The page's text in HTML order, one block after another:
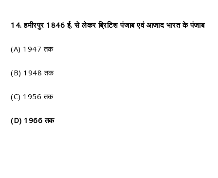
14. हमीरपुर 1846 ई. से लेकर ब्रिटिश पंजाब एवं आजाद भारत के पंजाब
(A) 1947 तक
(B) 1948 तक
(C) 1956 तक
(D) 1966 तक